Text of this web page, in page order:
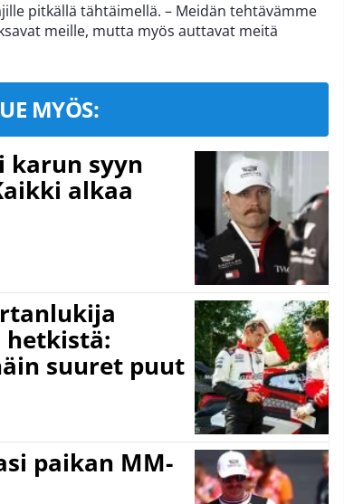
pitkällä tähtäimellä. – Meidän tehtävämme
meille, mutta myös auttavat meitä
MYÖS:
karun syyn
alkaa
suuret puut
paikan MM-